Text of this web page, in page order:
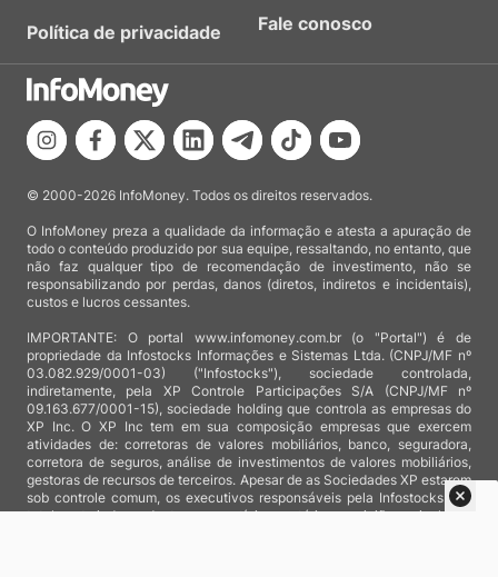
Política de privacidade
Fale conosco
© 2000-2026 InfoMoney. Todos os direitos reservados.
O InfoMoney preza a qualidade da informação e atesta a apuração de
todo o conteúdo produzido por sua equipe, ressaltando, no entanto, que
não faz qualquer tipo de recomendação de investimento, não se
responsabilizando por perdas, danos (diretos, indiretos e incidentais),
custos e lucros cessantes.
IMPORTANTE: O portal www.infomoney.com.br (o "Portal") é de
propriedade da Infostocks Informações e Sistemas Ltda. (CNPJ/MF nº
03.082.929/0001-03) ("Infostocks"), sociedade controlada,
indiretamente, pela XP Controle Participações S/A (CNPJ/MF nº
09.163.677/0001-15), sociedade holding que controla as empresas do
XP Inc. O XP Inc tem em sua composição empresas que exercem
atividades de: corretoras de valores mobiliários, banco, seguradora,
corretora de seguros, análise de investimentos de valores mobiliários,
gestoras de recursos de terceiros. Apesar de as Sociedades XP estarem
sob controle comum, os executivos responsáveis pela Infostocks são
totalmente independentes e as notícias, matérias e opiniões veiculadas